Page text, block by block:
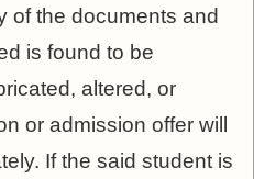
of the documents and
is found to be
altered, or
or admission offer will
If the said student is